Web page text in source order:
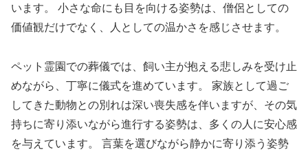
います。 小さな命にも目を向ける姿勢は、僧侶としての
価値観だけでなく、人としての温かさを感じさせます。
ペット霊園での葬儀では、飼い主が抱える悲しみを受け止
めながら、丁寧に儀式を進めています。 家族として過ご
してきた動物との別れは深い喪失感を伴いますが、その気
持ちに寄り添いながら進行する姿勢は、多くの人に安心感
を与えています。 言葉を選びながら静かに寄り添う姿勢